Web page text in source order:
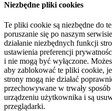
Niezbędne pliki cookies
Te pliki cookie są niezbędne do
poruszanie się po naszym
działanie niezbędnych funkcji
ustawienia preferencji
i nie mogą być wyłączone.
aby zablokować te pliki cookie,
strony mogą nie działać
przechowywane w trwały
urządzeniu użytkownika i są
przeglądarki.